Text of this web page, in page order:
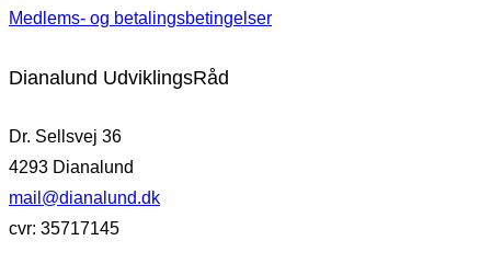
Medlems- og betalingsbetingelser
Dianalund UdviklingsRåd
Dr. Sellsvej 36
4293 Dianalund
mail@dianalund.dk
cvr: 35717145